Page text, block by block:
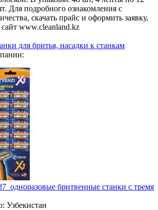
Для подробного ознакомления с
скачать прайс и оформить заявку,
www.cleanland.kz
для бритья, насадки к станкам
бритвенные станки с тремя
Узбекистан